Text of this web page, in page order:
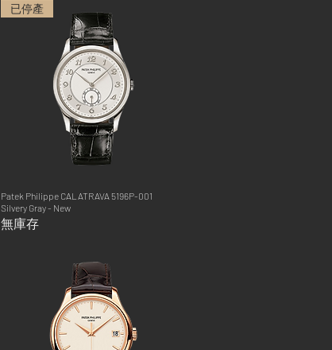
快速瀏覽
已停產
Patek Philippe CALATRAVA 5196P-001
Silvery Gray - New
無庫存